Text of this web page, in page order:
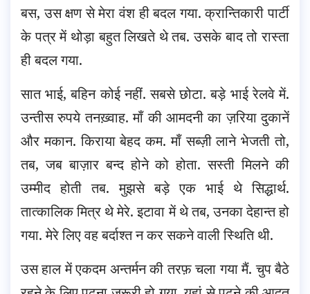
बस, उस क्षण से मेरा वंश ही बदल गया. क्रान्तिकारी पार्टी
के पत्र में थोड़ा बहुत लिखते थे तब. उसके बाद तो रास्ता
ही बदल गया.
सात भाई, बहिन कोई नहीं. सबसे छोटा. बड़े भाई रेलवे में.
उन्तीस रुपये तनख़्वाह. माँ की आमदनी का ज़रिया दुकानें
और मकान. किराया बेहद कम. माँ सब्ज़ी लाने भेजती तो,
तब, जब बाज़ार बन्द होने को होता. सस्ती मिलने की
उम्मीद होती तब. मुझसे बड़े एक भाई थे सिद्धार्थ.
तात्कालिक मित्र थे मेरे. इटावा में थे तब, उनका देहान्त हो
गया. मेरे लिए वह बर्दाश्त न कर सकने वाली स्थिति थी.
उस हाल में एकदम अन्तर्मन की तरफ़ चला गया मैं. चुप बैठे